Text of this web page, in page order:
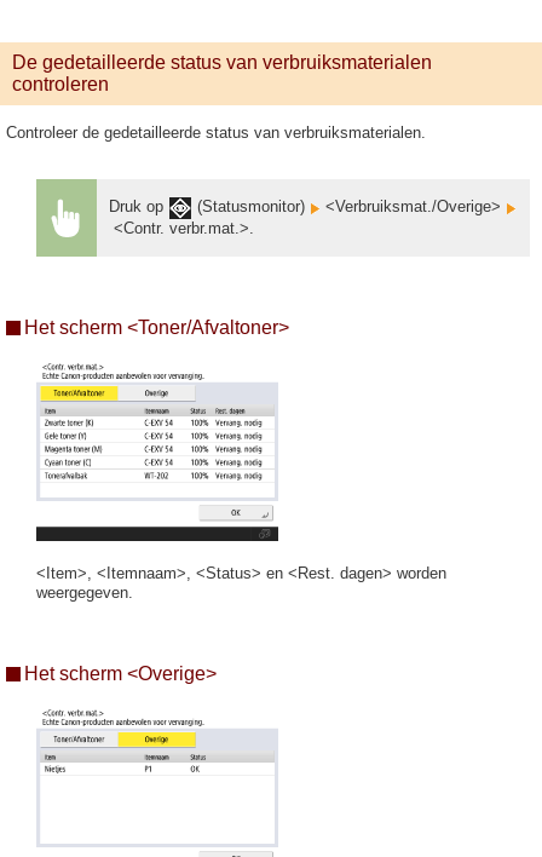
De gedetailleerde status van verbruiksmaterialen
controleren
Controleer de gedetailleerde status van verbruiksmaterialen.
Druk op (Statusmonitor)
<Verbruiksmat./Overige>
<Contr. verbr.mat.>.
Het scherm <Toner/Afvaltoner>
<Item>, <Itemnaam>, <Status> en <Rest. dagen> worden
weergegeven.
Het scherm <Overige>